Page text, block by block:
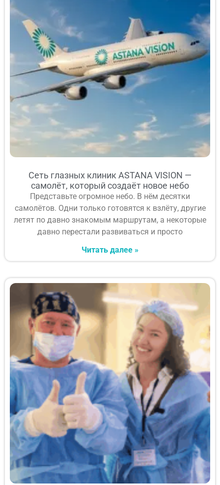
Сеть глазных клиник ASTANA VISION —
самолёт, который создаёт новое небо
Представьте огромное небо. В нём десятки
самолётов. Одни только готовятся к взлёту, другие
летят по давно знакомым маршрутам, а некоторые
давно перестали развиваться и просто
Читать далее »